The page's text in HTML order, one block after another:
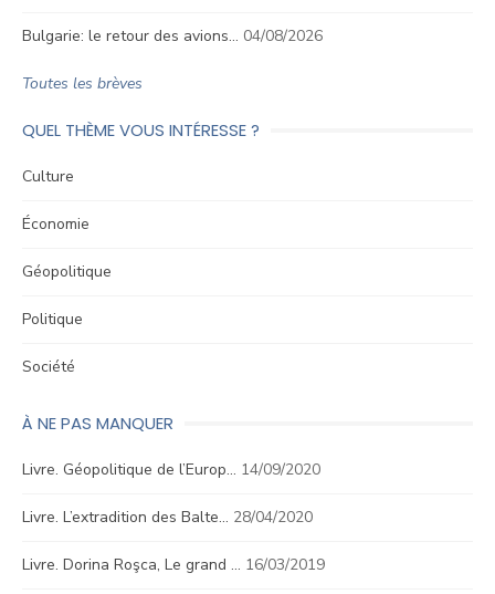
Bulgarie: le retour des avions… 04/08/2026
Toutes les brèves
QUEL THÈME VOUS INTÉRESSE ?
Culture
Économie
Géopolitique
Politique
Société
À NE PAS MANQUER
Livre. Géopolitique de l’Europ… 14/09/2020
Livre. L’extradition des Balte… 28/04/2020
Livre. Dorina Roşca, Le grand … 16/03/2019